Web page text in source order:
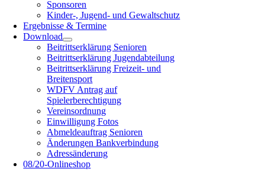
Sponsoren
Kinder-, Jugend- und Gewaltschutz
Ergebnisse & Termine
Download
Beitrittserklärung Senioren
Beitrittserklärung Jugendabteilung
Beitrittserklärung Freizeit- und
Breitensport
WDFV Antrag auf
Spielerberechtigung
Vereinsordnung
Einwilligung Fotos
Abmeldeauftrag Senioren
Änderungen Bankverbindung
Adressänderung
08/20-Onlineshop